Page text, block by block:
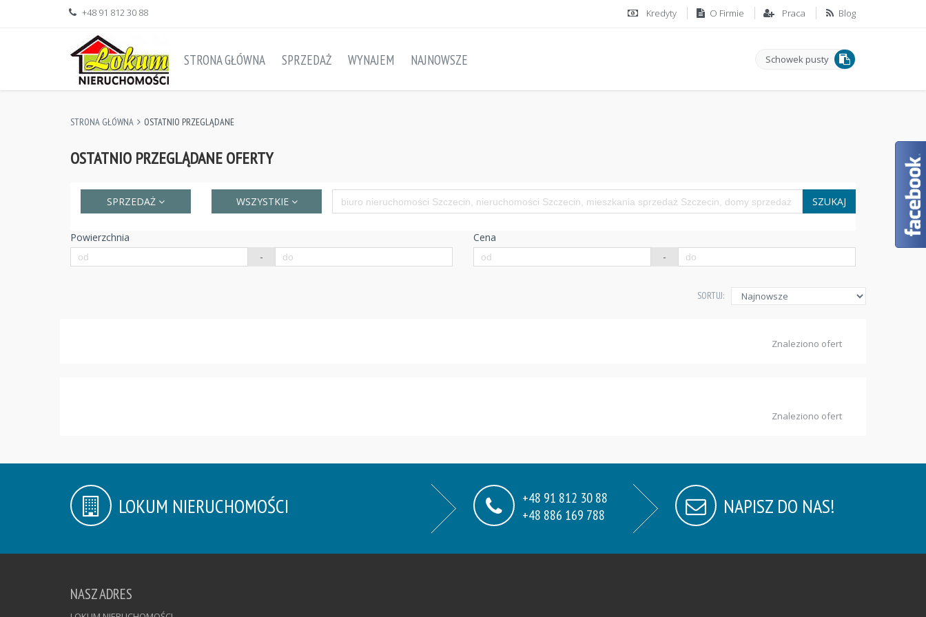
+48 91 812 30 88 Kredyty O Firmie Praca Blog
Schowek pusty
STRONA GŁÓWNA SPRZEDAŻ WYNAJEM NAJNOWSZE
STRONA GŁÓWNA OSTATNIO PRZEGLĄDANE
OSTATNIO PRZEGLĄDANE OFERTY
SPRZEDAŻ WSZYSTKIE SZUKAJ
Powierzchnia
-
Cena
-
SORTUJ:
Znaleziono ofert
Znaleziono ofert
LOKUM NIERUCHOMOŚCI
+48 91 812 30 88
+48 886 169 788
NAPISZ DO NAS!
NASZ ADRES